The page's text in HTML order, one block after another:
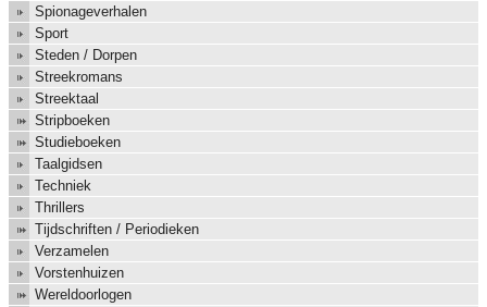
Spionageverhalen
Sport
Steden / Dorpen
Streekromans
Streektaal
Stripboeken
Studieboeken
Taalgidsen
Techniek
Thrillers
Tijdschriften / Periodieken
Verzamelen
Vorstenhuizen
Wereldoorlogen